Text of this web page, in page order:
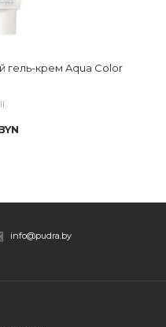
крем Aqua Color
info@pudra.by